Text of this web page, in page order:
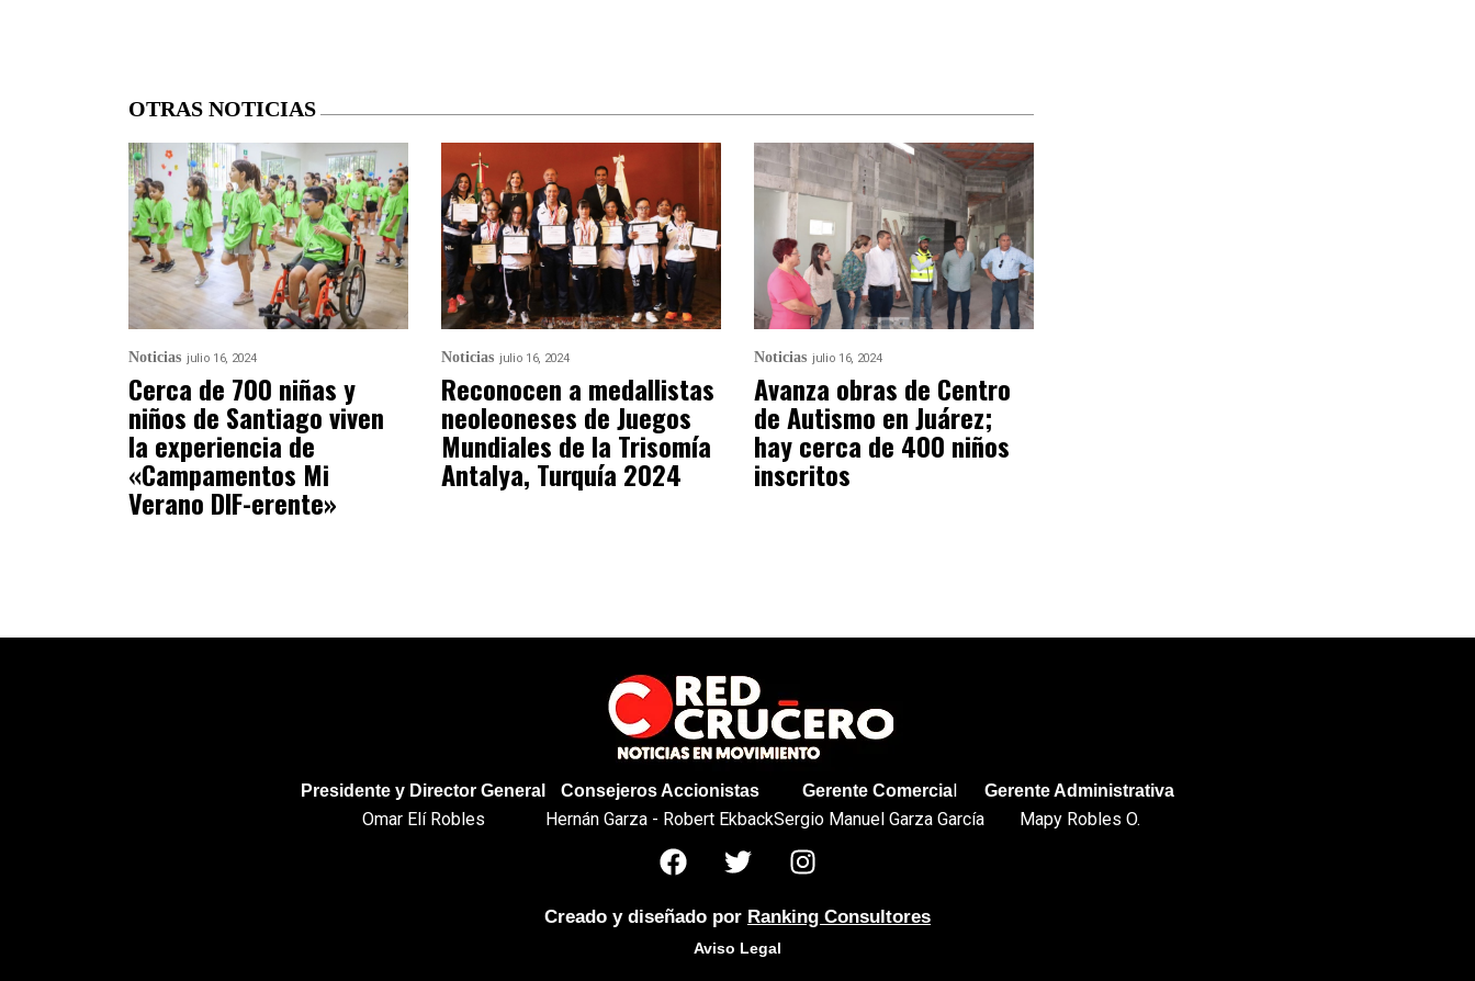
OTRAS NOTICIAS
Noticias julio 16, 2024
Cerca de 700 niñas y
niños de Santiago viven
la experiencia de
«Campamentos Mi
Verano DIF-erente»
Noticias julio 16, 2024
Reconocen a medallistas
neoleoneses de Juegos
Mundiales de la Trisomía
Antalya, Turquía 2024
Noticias julio 16, 2024
Avanza obras de Centro
de Autismo en Juárez;
hay cerca de 400 niños
inscritos
Presidente y Director General
Omar Elí Robles
Consejeros Accionistas
Hernán Garza - Robert Ekback
Gerente Comercial
Sergio Manuel Garza García
Gerente Administrativa
Mapy Robles O.
Creado y diseñado por Ranking Consultores
Aviso Legal